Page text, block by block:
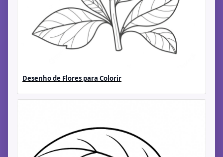
Desenho de Flores para Colorir